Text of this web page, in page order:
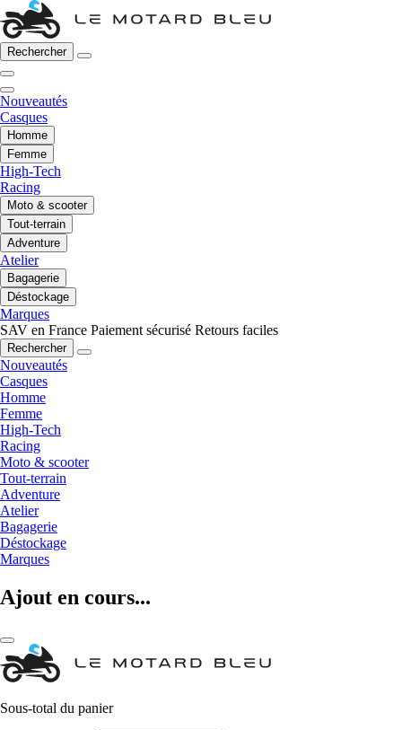
Rechercher
Nouveautés
Casques
Homme
Femme
High-Tech
Racing
Moto & scooter
Tout-terrain
Adventure
Atelier
Bagagerie
Déstockage
Marques
SAV en France Paiement sécurisé Retours faciles
Rechercher
Nouveautés
Casques
Homme
Femme
High-Tech
Racing
Moto & scooter
Tout-terrain
Adventure
Atelier
Bagagerie
Déstockage
Marques
Ajout en cours...
Sous-total du panier